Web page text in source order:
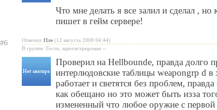
Что мне делать я все залил и сделал , но
пишет в гейм сервере!
#6 Ответил: f1re (12 августа 2008 04:44)
В группе: Гости, зарегистрирован --
Проверил на Hellbounde, правда долго
интерлюдовские таблицы weapongrp d в
работает и светятся без проблем,
как обещано но это может быть изза
измененный что любое оружие с первой